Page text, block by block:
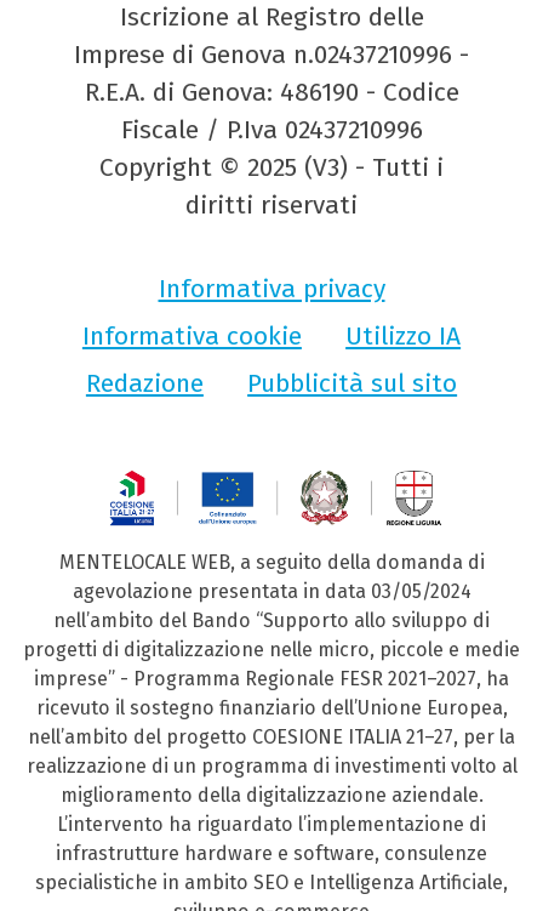
Iscrizione al Registro delle
Imprese di Genova n.02437210996 -
R.E.A. di Genova: 486190 - Codice
Fiscale / P.Iva 02437210996
Copyright © 2025 (V3) - Tutti i
diritti riservati
Informativa privacy
Informativa cookie
Utilizzo IA
Redazione
Pubblicità sul sito
MENTELOCALE WEB, a seguito della domanda di
agevolazione presentata in data 03/05/2024
nell’ambito del Bando “Supporto allo sviluppo di
progetti di digitalizzazione nelle micro, piccole e medie
imprese” - Programma Regionale FESR 2021–2027, ha
ricevuto il sostegno finanziario dell’Unione Europea,
nell’ambito del progetto COESIONE ITALIA 21–27, per la
realizzazione di un programma di investimenti volto al
miglioramento della digitalizzazione aziendale.
L’intervento ha riguardato l’implementazione di
infrastrutture hardware e software, consulenze
specialistiche in ambito SEO e Intelligenza Artificiale,